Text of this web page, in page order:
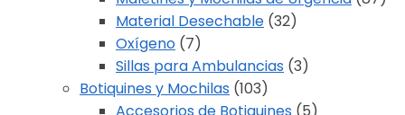
Material Desechable (32)
Oxígeno (7)
Sillas para Ambulancias (3)
Botiquines y Mochilas (103)